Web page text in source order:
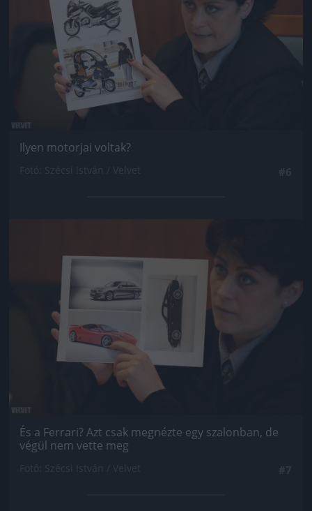
Ilyen motorjai voltak?
És a Ferrari? Azt csak megnézte egy szalonban, de
végül nem vette meg